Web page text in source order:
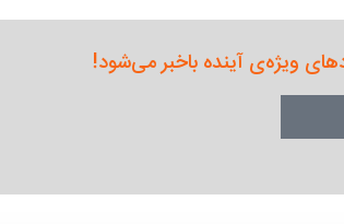
افزودن به سبد
ویژه‌ی آینده باخبر می‌شود!